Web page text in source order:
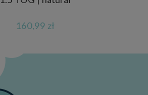
160,99 zł